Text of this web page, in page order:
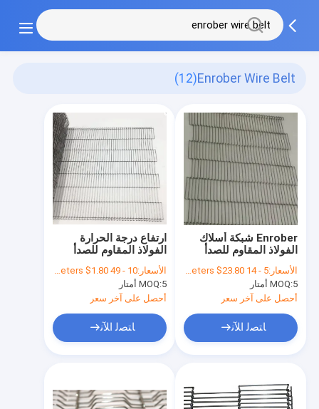
Enrober Wire Belt
(12)
ارتفاع درجة الحرارة
الفولاذ المقاوم للصدأ
سلكية لناقل البيض
الأسعار:10 - 49 Meters $4.00， 50 - 99 Meters $3.00， >=100 Meters $1.80
MOQ:5 أمتار
أحصل على آخر سعر
ﺎﺘﺼﻟ ﺍﻶﻧ
Enrober شبكة أسلاك
الفولاذ المقاوم للصدأ
لناقل صناعة المواد
الغذائية
الأسعار:5 - 14 Meters $39.50， 15 - 29 Meters $36.50， 30 - 99 Meters $28.60， >=100 Meters $23.80
MOQ:5 أمتار
أحصل على آخر سعر
ﺎﺘﺼﻟ ﺍﻶﻧ